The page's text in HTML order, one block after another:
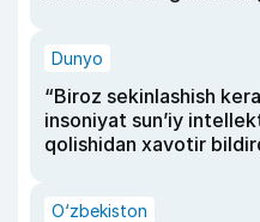
Dunyo
“Biroz sekinlashish
insoniyat sun’iy
qolishidan xavotir
O‘zbekiston